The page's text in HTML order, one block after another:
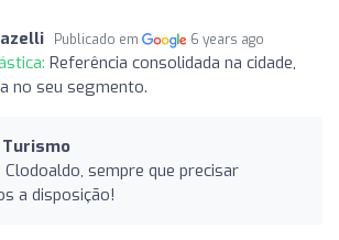
Publicado em 6 years ago
Referência consolidada na cidade,
no seu segmento.
Turismo
Clodoaldo, sempre que precisar
a disposição!